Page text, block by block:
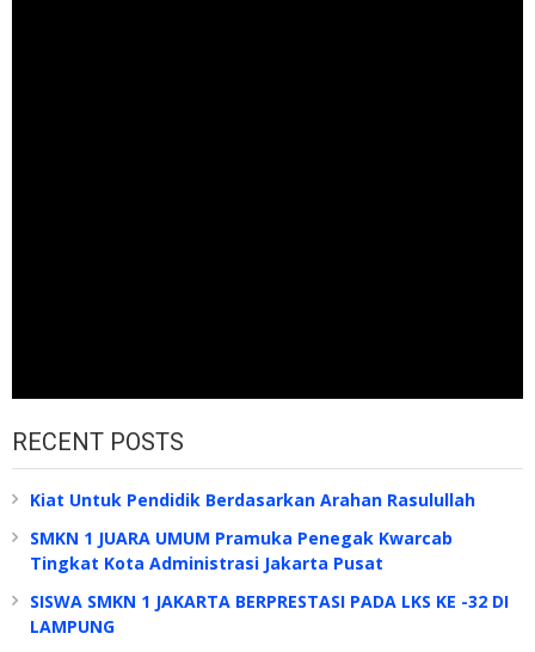
RECENT POSTS
Kiat Untuk Pendidik Berdasarkan Arahan Rasulullah
SMKN 1 JUARA UMUM Pramuka Penegak Kwarcab
Tingkat Kota Administrasi Jakarta Pusat
SISWA SMKN 1 JAKARTA BERPRESTASI PADA LKS KE -32 DI
LAMPUNG